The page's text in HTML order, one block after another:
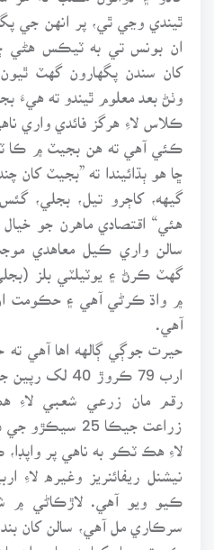
ٿيندي وڃي ٿي، پر انهن جي
ان بونس تي به ٽيڪس هڻي
کان سندن پگهارون گهٽ
وٺڻ بعد معلوم ٿيندو ته هيءَ
ڪلاس لاءِ هرگز فائدي واري
ڪئي آهي ته هن بجيٽ ۾ ڪا
ڇا هو ٻڌائيندا ته ”بجيٽ کان
گيهه، کاڄرو تيل، بجلي،
هئي“ اقتصادي ماهرن جو
سالن واري ڪيل معاهدي
گهٽ ڪرڻ ۽ يوٽيلٽي بلز
۾ واڌ ڪرڻي آهي ۽ حڪومت ان
آهي.
ارب 79 ڪروڙ
رقم مان زرعي شعبي لاءِ
زراعت جيڪا 25
لاءِ هڪ ٽڪو به ناهي پر
نيشنل ريفائنريز وغيره لاءِ
ڪيو ويو آهي. لاڙڪاڻي ۾
سرڪاري مل آهي، سالن کان
ڪروڙ رپيا رکيا به ويا پر ان